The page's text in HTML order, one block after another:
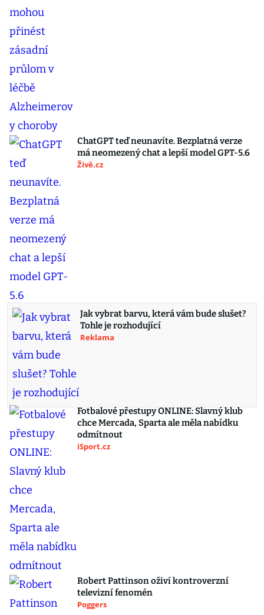
ChatGPT teď neunavíte. Bezplatná verze
má neomezený chat a lepší model GPT-5.6
Živě.cz
Jak vybrat barvu, která vám bude slušet?
Tohle je rozhodující
Reklama
Fotbalové přestupy ONLINE: Slavný klub
chce Mercada, Sparta ale měla nabídku
odmítnout
iSport.cz
Robert Pattinson oživí kontroverzní
televizní fenomén
Poggers